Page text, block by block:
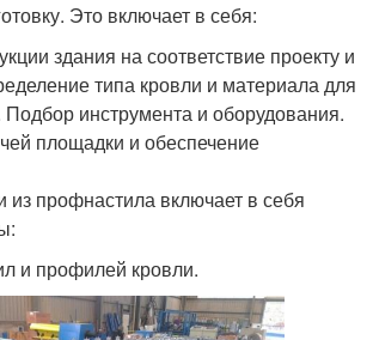
Это включает в себя:
здания на соответствие проекту и
типа кровли и материала для
Подбор инструмента и оборудования.
площадки и обеспечение
из профнастила включает в себя
и профилей кровли.